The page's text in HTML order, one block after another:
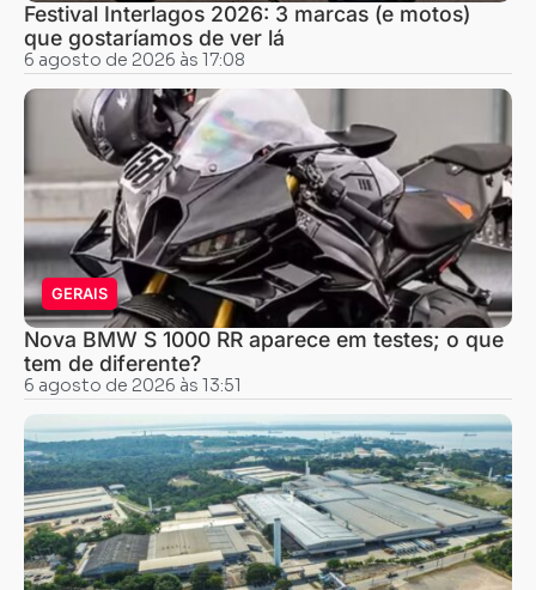
Festival Interlagos 2026: 3 marcas (e motos)
que gostaríamos de ver lá
6 agosto de 2026 às 17:08
GERAIS
Nova BMW S 1000 RR aparece em testes; o que
tem de diferente?
6 agosto de 2026 às 13:51